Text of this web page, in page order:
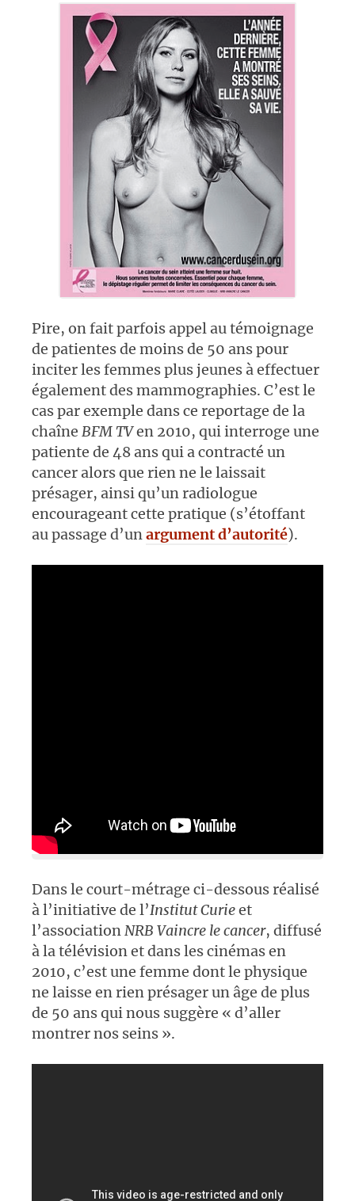
Pire, on fait parfois appel au témoignage
de patientes de moins de 50 ans pour
inciter les femmes plus jeunes à effectuer
également des mammographies. C’est le
cas par exemple dans ce reportage de la
chaîne BFM TVen 2010, qui interroge une
patiente de 48 ans qui a contracté un
cancer alors que rien ne le laissait
présager, ainsi qu’un radiologue
encourageant cette pratique (s’étoffant
au passage d’unargument d’autorité).
Dans le court-métrage ci-dessous réalisé
à l’initiative de l’Institut Curieet
l’associationNRB Vaincre le cancer, diffusé
à la télévision et dans les cinémas en
2010, c’est une femme dont le physique
ne laisse en rien présager un âge de plus
de 50 ans qui nous suggère « d’aller
montrer nos seins ».